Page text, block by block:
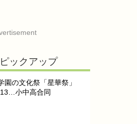
ックアップ
園の文化祭「星華祭」
小中高合同